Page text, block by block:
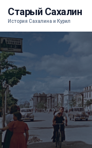
Старый Сахалин
История Сахалина и Курил